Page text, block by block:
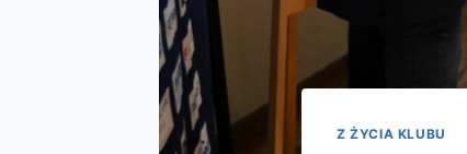
Z ŻYCIA KLUBU